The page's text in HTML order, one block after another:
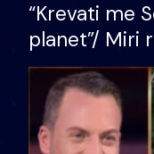
“Krevati me
planet”/ Miri
bukura në
mungojë